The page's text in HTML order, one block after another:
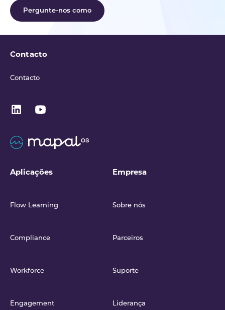
Pergunte-nos como
Contacto
Contacto
Aplicações
Flow Learning
Compliance
Workforce
Engagement
Empresa
Sobre nós
Parceiros
Suporte
Liderança